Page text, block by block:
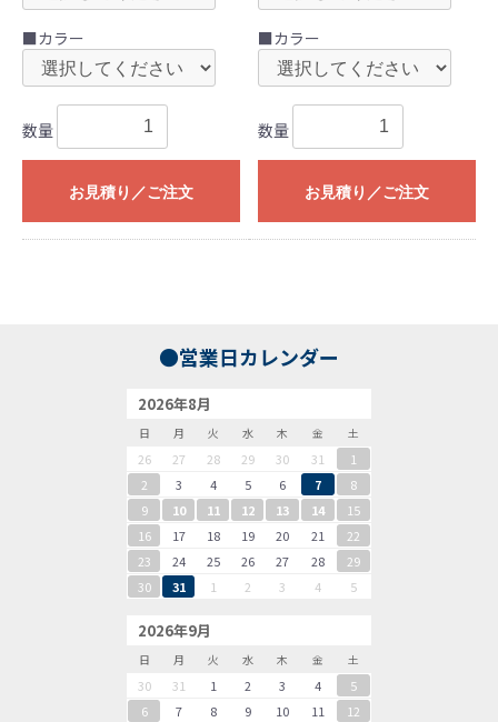
■カラー
数量
お見積り／ご注文
■カラー
数量
お見積り／ご注文
●営業日カレンダー
2026年8月
日 月 火 水 木 金 土
26 27 28 29 30 31
1
2
3 4 5 6 7
8
9
10 11 12 13 14
15
16
17 18 19 20 21
22
23
24 25 26 27 28
29
30
31 1 2 3 4 5
2026年9月
日 月 火 水 木 金 土
30 31 1 2 3 4
5
6
7 8 9 10 11
12